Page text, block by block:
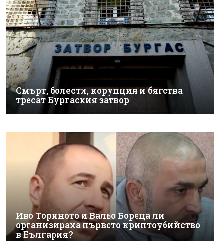
Смърт, болести, корупция и бягства
тресат Бургаския затвор
Иво Ториното и Вальо Бореца ли
организираха първото криптоубийство
в България?